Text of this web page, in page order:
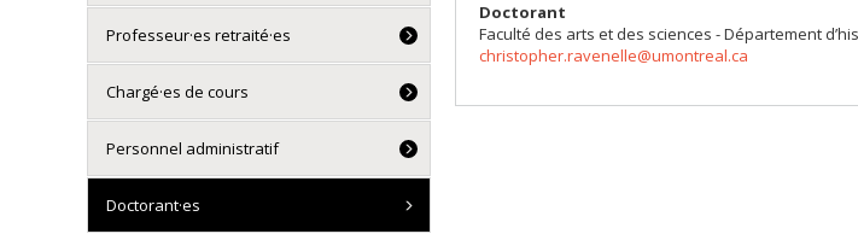
Doctorant
Faculté des arts et des sciences - Département
christopher.ravenelle@umontreal.ca
Professeur·es retraité·es
Chargé·es de cours
Personnel administratif
Doctorant·es